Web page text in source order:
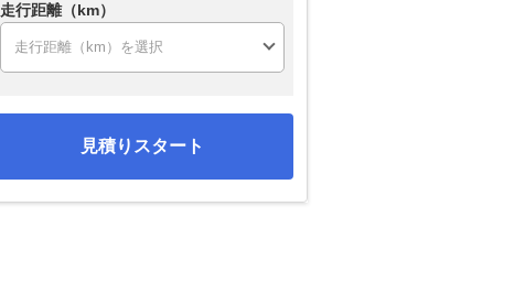
走行距離（km）
見積りスタート